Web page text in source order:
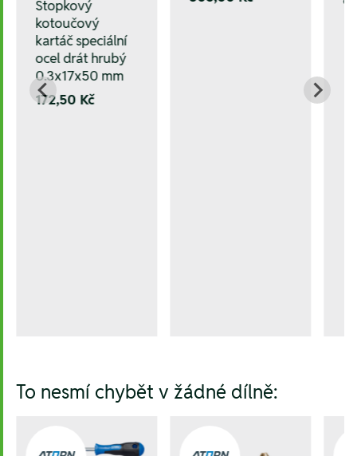
Stopkový
kotoučový
kartáč speciální
ocel drát hrubý
0.3x17x50 mm
172,50 Kč
To nesmí chybět v žádné dílně: